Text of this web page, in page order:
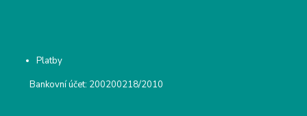
Platby
Bankovní účet: 200200218/2010